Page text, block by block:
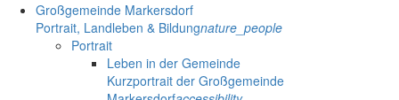
Großgemeinde Markersdorf
Portrait, Landleben & Bildungnature_people
Portrait
Leben in der Gemeinde
Kurzportrait der Großgemeinde